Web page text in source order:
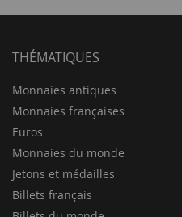
THÉMATIQUES
Monnaies antiques
Monnaies françaises
Euros
Monnaies du monde
Jetons et médailles
Billets français